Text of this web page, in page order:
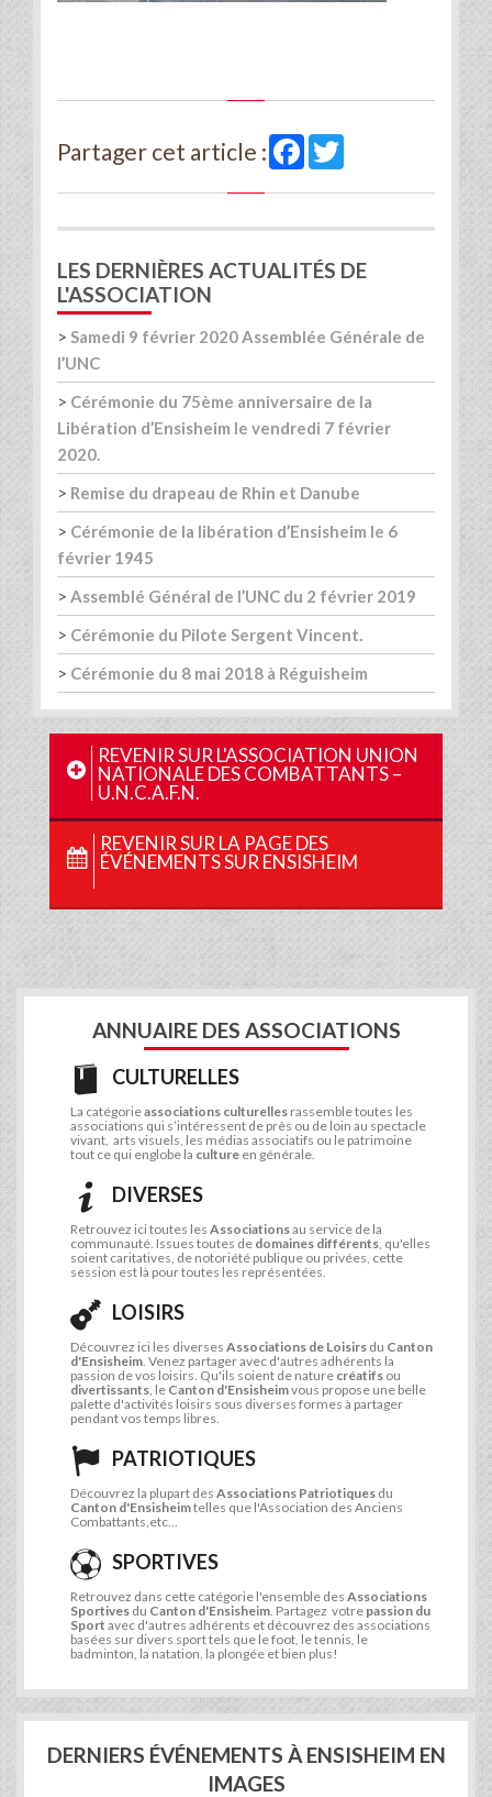
Partager cet article : Facebook
LES DERNIÈRES ACTUALITÉS DE
L'ASSOCIATION
> Samedi 9 février 2020 Assemblée Générale de
l’UNC
> Cérémonie du 75ème anniversaire de la
Libération d’Ensisheim le vendredi 7 février
2020.
> Remise du drapeau de Rhin et Danube
> Cérémonie de la libération d’Ensisheim le 6
février 1945
> Assemblé Général de l’UNC du 2 février 2019
> Cérémonie du Pilote Sergent Vincent.
> Cérémonie du 8 mai 2018 à Réguisheim
REVENIR SUR L'ASSOCIATION UNION
NATIONALE DES COMBATTANTS –
U.N.C.A.F.N.
REVENIR SUR LA PAGE DES
ÉVÉNEMENTS SUR ENSISHEIM
ANNUAIRE DES ASSOCIATIONS
CULTURELLES
La catégorieassociations culturelles rassemble toutes les
associations qui s’intéressent de près ou de loin au spectacle
vivant, arts visuels, les médias associatifs ou le patrimoine
tout ce qui englobe la culture en générale.
DIVERSES
Retrouvez ici toutes les Associationsau service de la
communauté. Issues toutes de domaines différents , qu'elles
soient caritatives, de notoriété publique ou privées, cette
session est là pour toutes les représentées.
LOISIRS
Découvrez ici les diverses Associations de Loisirs du Canton
d'Ensisheim . Venez partager avec d'autres adhérents la
passion de vos loisirs. Qu'ils soient de nature créatifs ou
divertissants , le Canton d'Ensisheimvous propose une belle
palette d'activités loisirs sous diverses formes à partager
pendant vos temps libres.
PATRIOTIQUES
Découvrez la plupart des Associations Patriotiques du
Canton d'Ensisheimtelles que l'Association des Anciens
Combattants,etc...
SPORTIVES
Retrouvez dans cette catégorie l'ensemble des Associations
Sportives du Canton d'Ensisheim . Partagez votre passion du
Sport avec d'autres adhérents et découvrez des associations
basées sur divers sport tels que le foot, le tennis, le
badminton, la natation, la plongée et bien plus!
DERNIERS ÉVÉNEMENTS À ENSISHEIM EN
IMAGES